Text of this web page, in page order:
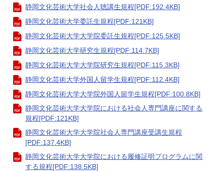
静岡文化芸術大学社会人聴講生規程[PDF:192.4KB]
静岡文化芸術大学委託生規程[PDF:121KB]
静岡文化芸術大学大学院委託生規程[PDF:125.5KB]
静岡文化芸術大学研究生規程[PDF:114.7KB]
静岡文化芸術大学大学院研究生規程[PDF:115.3KB]
静岡文化芸術大学外国人留学生規程[PDF:112.4KB]
静岡文化芸術大学大学院外国人留学生規程[PDF:100.8KB]
静岡文化芸術大学大学院における社会人専門講座に関する
規程[PDF:121KB]
静岡文化芸術大学大学院社会人専門講座受講生規程
[PDF:137.4KB]
静岡文化芸術大学大学院における履修証明プログラムに関
する規程[PDF:138.5KB]